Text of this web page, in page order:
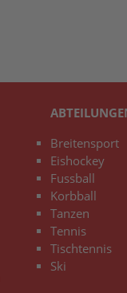
Breitensport
Eishockey
Fussball
Korbball
Tanzen
Tennis
Tischtennis
Ski